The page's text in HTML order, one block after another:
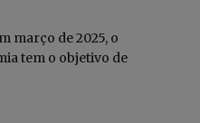
março de 2025, o
tem o objetivo de